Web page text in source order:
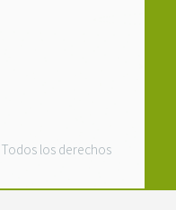
los derechos